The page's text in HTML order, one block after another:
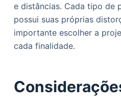
e distâncias. Cada tipo de
possui suas próprias
importante escolher a
cada finalidade.